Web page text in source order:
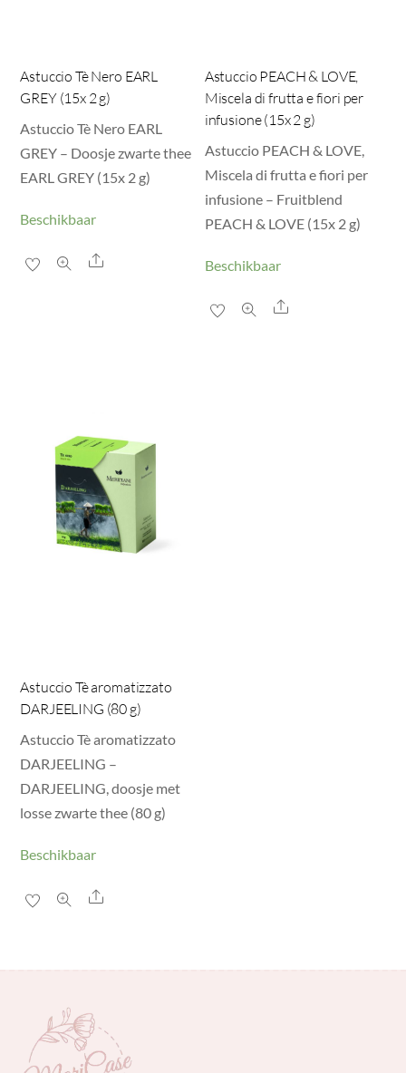
Astuccio Tè Nero EARL
GREY (15x 2 g)
Astuccio Tè Nero EARL
GREY – Doosje zwarte thee
EARL GREY (15x 2 g)
Beschikbaar
Share
Astuccio PEACH & LOVE,
Miscela di frutta e fiori per
infusione (15x 2 g)
Astuccio PEACH & LOVE,
Miscela di frutta e fiori per
infusione – Fruitblend
PEACH & LOVE (15x 2 g)
Beschikbaar
Share
Astuccio Tè aromatizzato
DARJEELING (80 g)
Astuccio Tè aromatizzato
DARJEELING –
DARJEELING, doosje met
losse zwarte thee (80 g)
Beschikbaar
Share